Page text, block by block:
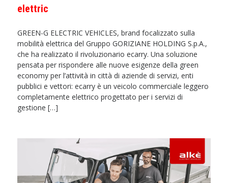
elettric
GREEN-G ELECTRIC VEHICLES, brand focalizzato sulla
mobilità elettrica del Gruppo GORIZIANE HOLDING S.p.A.,
che ha realizzato il rivoluzionario ecarry. Una soluzione
pensata per rispondere alle nuove esigenze della green
economy per l’attività in città di aziende di servizi, enti
pubblici e vettori: ecarry è un veicolo commerciale leggero
completamente elettrico progettato per i servizi di
gestione […]